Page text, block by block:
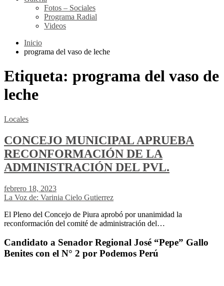
Fotos – Sociales
Programa Radial
Videos
Inicio
programa del vaso de leche
Etiqueta: programa del vaso de
leche
Locales
CONCEJO MUNICIPAL APRUEBA
RECONFORMACIÓN DE LA
ADMINISTRACIÓN DEL PVL.
febrero 18, 2023
La Voz de: Varinia Cielo Gutierrez
El Pleno del Concejo de Piura aprobó por unanimidad la
reconformación del comité de administración del…
Candidato a Senador Regional José “Pepe” Gallo
Benites con el N° 2 por Podemos Perú